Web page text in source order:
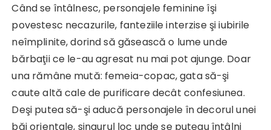
Când se întâlnesc, personajele feminine îşi
povestesc necazurile, fanteziile interzise şi iubirile
neîmplinite, dorind să găsească o lume unde
bărbaţii ce le-au agresat nu mai pot ajunge. Doar
una rămâne mută: femeia-copac, gata să-şi
caute altă cale de purificare decât confesiunea.
Deşi putea să-şi aducă personajele în decorul unei
băi orientale, singurul loc unde se puteau întâlni